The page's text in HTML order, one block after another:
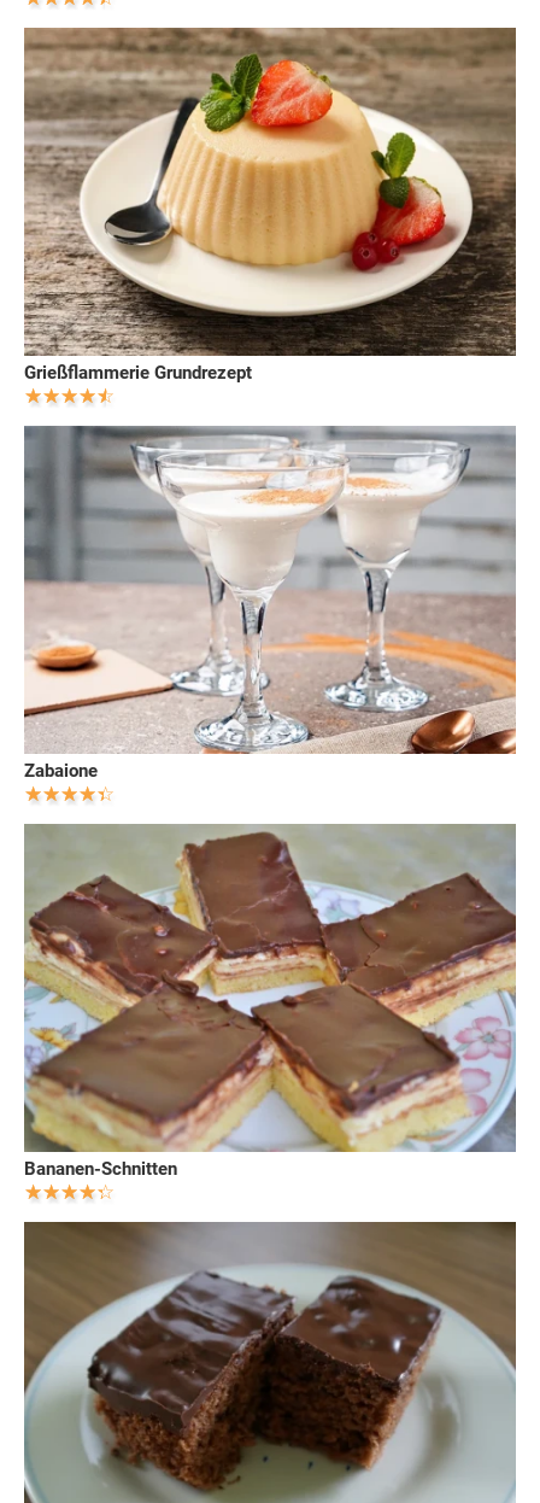
Grießflammerie Grundrezept
Zabaione
Bananen-Schnitten